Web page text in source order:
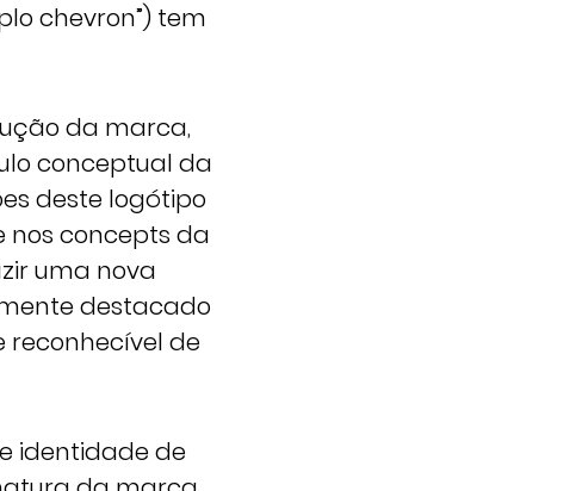
chevron”) tem
da marca,
conceptual da
deste logótipo
nos concepts da
uma nova
destacado
de
identidade de